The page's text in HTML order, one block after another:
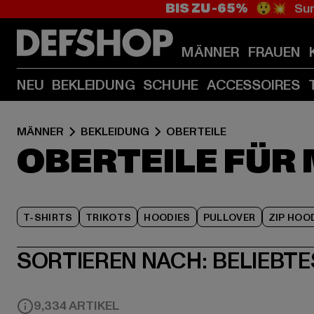
BIS ZU -65% 😲💥
MÄNNER FRAUEN
NEU BEKLEIDUNG SCHUHE ACCESSOIRES
MÄNNER BEKLEIDUNG OBERTEILE
OBERTEILE FÜR
T-SHIRTS TRIKOTS HOODIES PULLOVER ZIP
SORTIEREN NACH:
9,334 ARTIKEL